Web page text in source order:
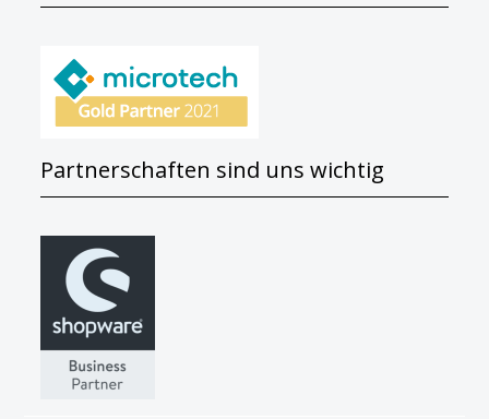
Partnerschaften sind uns wichtig